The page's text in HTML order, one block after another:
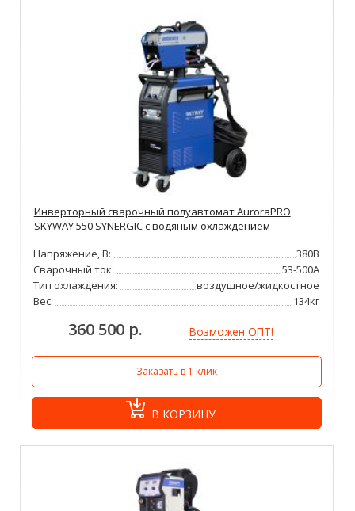
Инверторный сварочный полуавтомат AuroraPRO
SKYWAY 550 SYNERGIC с водяным охлаждением
Напряжение, В:
380В
Сварочный ток:
53-500А
Тип охлаждения:
воздушное/жидкостное
Вес:
134кг
360 500 р. Возможен ОПТ!
Заказать в 1 клик
В КОРЗИНУ